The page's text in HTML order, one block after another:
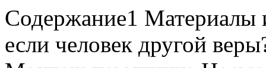
Содержание1 Материалы
если человек другой